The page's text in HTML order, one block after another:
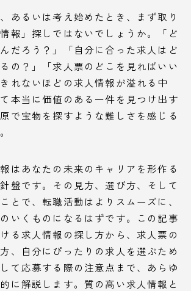
あるいは考え始めたとき、まず取り
報」探しではないでしょうか。「ど
だろう？」「自分に合った求人はど
の？」「求人票のどこを見ればいい
れないほどの求人情報が溢れる中
本当に価値のある一件を見つけ出す
で宝物を探すような難しさを感じる
はあなたの未来のキャリアを形作る
盤です。その見方、選び方、そして
とで、転職活動はよりスムーズに、
いくものになるはずです。この記事
る求人情報の探し方から、求人票の
、自分にぴったりの求人を選ぶため
て応募する際の注意点まで、あらゆ
に解説します。質の高い求人情報と